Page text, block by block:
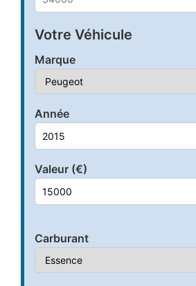
Votre Véhicule
Marque
Année
Valeur (€)
Carburant